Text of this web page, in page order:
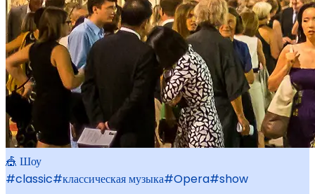
🎪 Шоу
#classic#классическая музыка#Opera#show